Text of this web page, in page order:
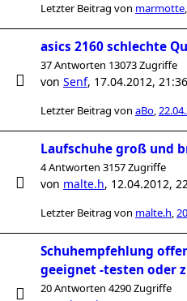
Letzter Beitrag von marmotte,
asics 2160 schlechte
37 Antworten 13073 Zugriffe
von Senf, 17.04.2012, 21:36
Letzter Beitrag von aBo,
Laufschuhe groß und
4 Antworten 3157 Zugriffe
von malte.h, 12.04.2012,
Letzter Beitrag von malte.h,
Schuhempfehlung
geeignet -testen oder
20 Antworten 4290 Zugriffe